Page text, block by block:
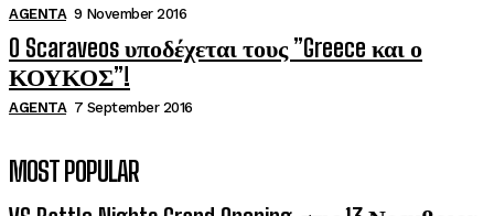
AGENTA 9 November 2016
O Scaraveos υποδέχεται τους ”Greece και ο
ΚΟΥΚΟΣ”!
AGENTA 7 September 2016
MOST POPULAR